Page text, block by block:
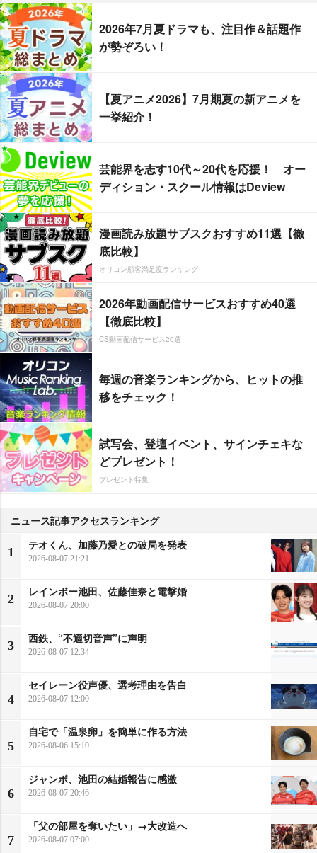
2026年7月夏ドラマも、注目作＆話題作
が勢ぞろい！
【夏アニメ2026】7月期夏の新アニメを
一挙紹介！
芸能界を志す10代～20代を応援！ オー
ディション・スクール情報はDeview
漫画読み放題サブスクおすすめ11選【徹
底比較】
オリコン顧客満足度ランキング
2026年動画配信サービスおすすめ40選
【徹底比較】
CS動画配信サービス20選
毎週の音楽ランキングから、ヒットの推
移をチェック！
試写会、登壇イベント、サインチェキな
どプレゼント！
プレゼント特集
ニュース記事アクセスランキング
1
テオくん、加藤乃愛との破局を発表
2026-08-07 21:21
2
レインボー池田、佐藤佳奈と電撃婚
2026-08-07 20:00
3
西鉄、“不適切音声”に声明
2026-08-07 12:34
4
セイレーン役声優、選考理由を告白
2026-08-07 12:00
5
自宅で「温泉卵」を簡単に作る方法
2026-08-06 15:10
6
ジャンボ、池田の結婚報告に感激
2026-08-07 20:46
7
「父の部屋を奪いたい」→大改造へ
2026-08-07 07:00